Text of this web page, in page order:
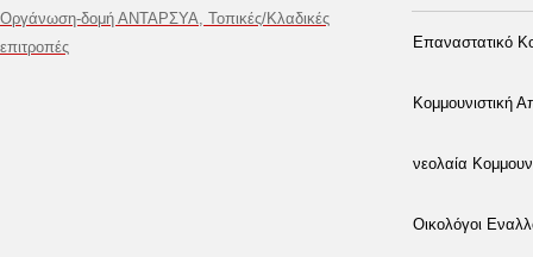
Οργάνωση-δομή ΑΝΤΑΡΣΥΑ, Τοπικές/Κλαδικές
επιτροπές
Επαναστατικό
Κομμουνιστική
νεολαία
Οικολόγοι